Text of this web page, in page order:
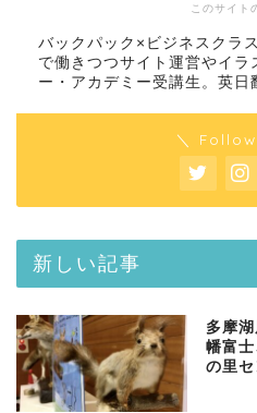
このサイト
バックパック×ビジネスクラ
で働きつつサイト運営やイラ
ー・アカデミー受講生。英日
＼
新しい記事
多摩
幡富
の里